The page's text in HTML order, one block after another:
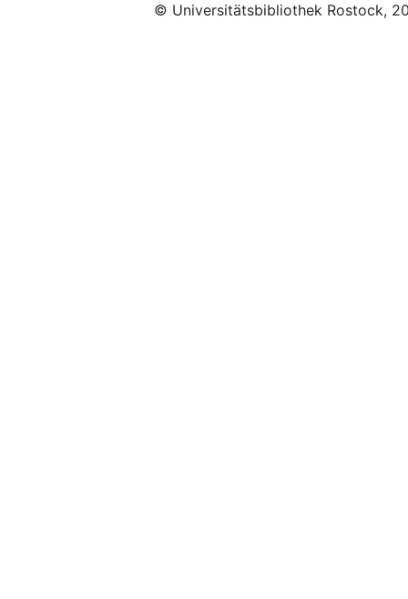
© Universitätsbibliothek Rostock,